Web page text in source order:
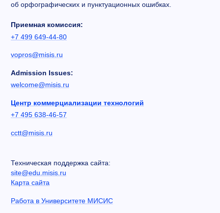
об орфографических и пунктуационных ошибках.
Приемная комиссия:
+7 499 649-44-80
vopros@misis.ru
Admission Issues:
welcome@misis.ru
Центр коммерциализации технологий
+7 495 638-46-57
cctt@misis.ru
Техническая поддержка сайта:
site@edu.misis.ru
Карта сайта
Работа в Университете МИСИС